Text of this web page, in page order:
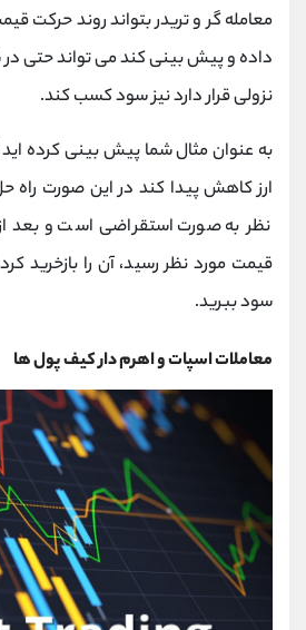
معامله گر و تریدر بتواند روند حرکت
داده و پیش ‌بینی کند می تواند حتی در
نزولی قرار دارد نیز سود کسب کند.
به عنوان مثال شما پیش بینی کرده
ارز کاهش پیدا کند در این صورت راه
نظر به صورت استقراضی است و بعد از
قیمت مورد نظر رسید، آن را بازخرید
سود ببرید.
معاملات اسپات و اهرم دار کیف پول ها